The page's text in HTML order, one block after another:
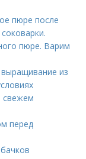
пюре после
пюре. Варим
из
свежем
перед